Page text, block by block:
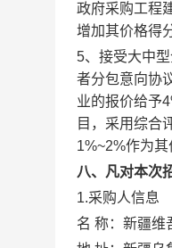
政府采购工程
增加其价格得
5、接受大中
者分包意向协
业的报价给予
目，采用综合
1%~2%作为其
八、凡对本次
1.采购人信息
名 称： 新疆维